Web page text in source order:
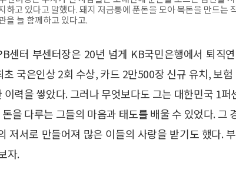
하고 있다고 말했다. 돼지 저금통에 푼돈을 모아 목돈을 만드는
을 늘 함께하고 있다고.
센터 부센터장은 20년 넘게 KB국민은행에서 퇴직
국은인상 2회 수상, 카드 2만500장 신규 유치, 보
력을 쌓았다. 그러나 무엇보다도 그는 대한민국 1퍼
을 다루는 그들의 마음과 태도를 배울 수 있었다. 그
저서로 만들어져 많은 이들의 사랑을 받기도 했다.
자.